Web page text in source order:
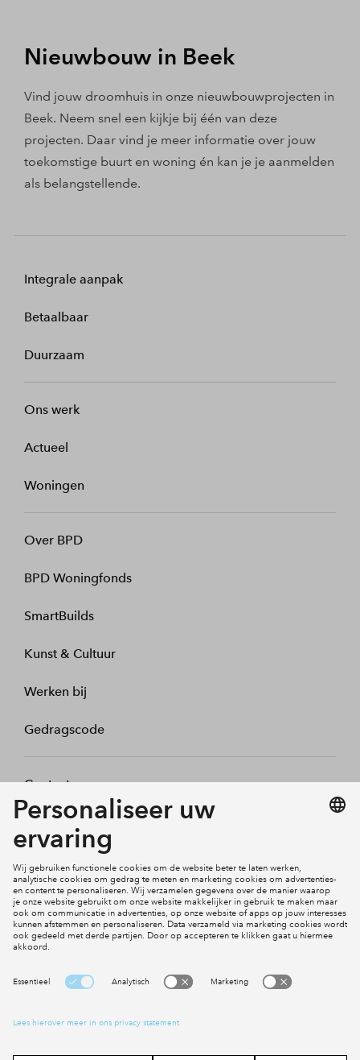
Nieuwbouw in Beek
Vind jouw droomhuis in onze nieuwbouwprojecten in
Beek. Neem snel een kijkje bij één van deze
projecten. Daar vind je meer informatie over jouw
toekomstige buurt en woning én kan je je aanmelden
als belangstellende.
Integrale aanpak
Betaalbaar
Duurzaam
Ons werk
Actueel
Woningen
Over BPD
BPD Woningfonds
SmartBuilds
Kunst & Cultuur
Werken bij
Gedragscode
Contact
Mijn profiel
Social Media
Cookies